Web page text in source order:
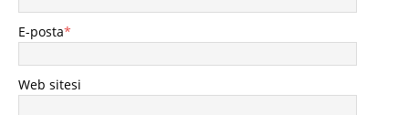
E-posta*
Web sitesi